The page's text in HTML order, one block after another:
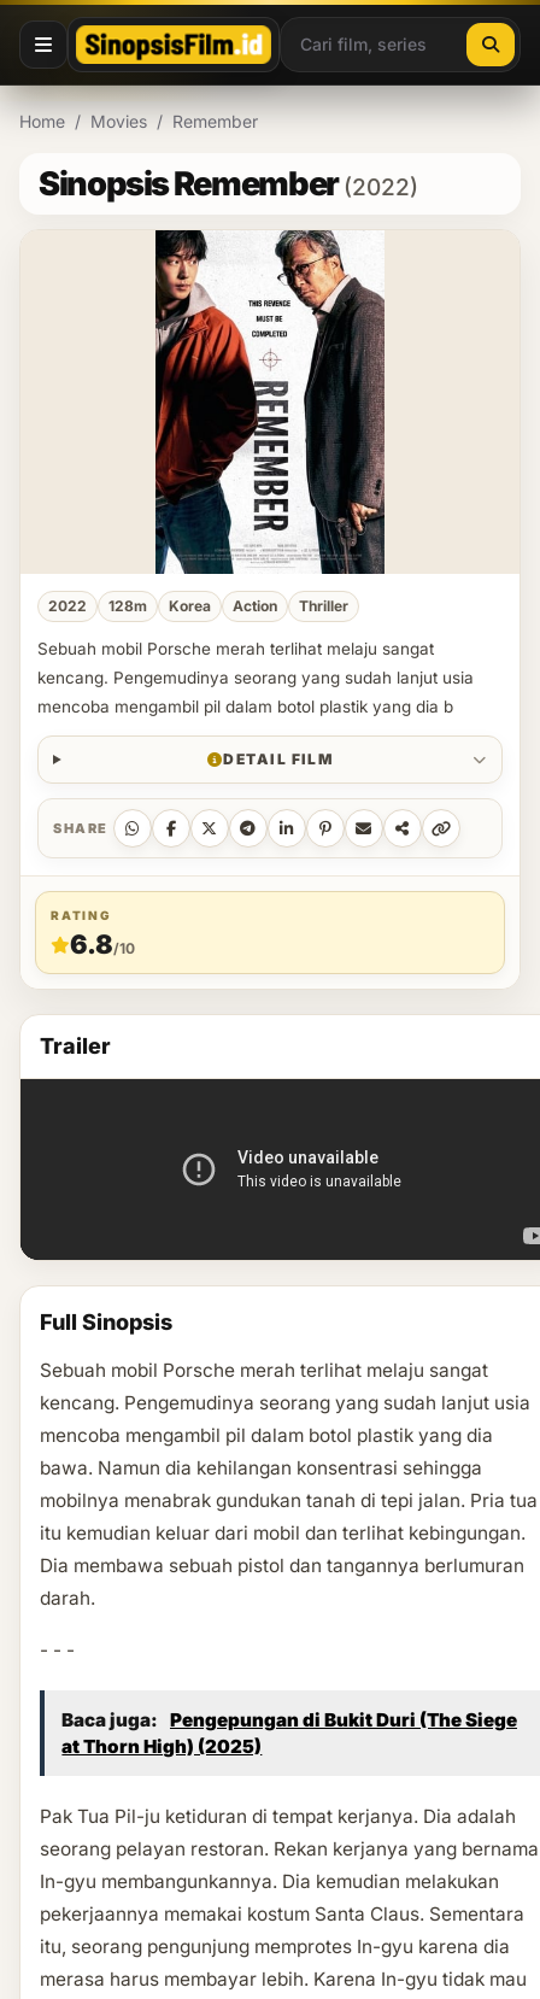
Lewati ke konten
Home / Movies / Remember
Sinopsis Remember (2022)
2022 128m Korea Action Thriller
Sebuah mobil Porsche merah terlihat melaju sangat
kencang. Pengemudinya seorang yang sudah lanjut usia
mencoba mengambil pil dalam botol plastik yang dia b
DETAIL FILM
SHARE
RATING
6.8/10
Trailer
Full Sinopsis
Sebuah mobil Porsche merah terlihat melaju sangat
kencang. Pengemudinya seorang yang sudah lanjut usia
mencoba mengambil pil dalam botol plastik yang dia
bawa. Namun dia kehilangan konsentrasi sehingga
mobilnya menabrak gundukan tanah di tepi jalan. Pria tua
itu kemudian keluar dari mobil dan terlihat kebingungan.
Dia membawa sebuah pistol dan tangannya berlumuran
darah.
- - -
Baca juga: Pengepungan di Bukit Duri (The Siege
at Thorn High) (2025)
Pak Tua Pil-ju ketiduran di tempat kerjanya. Dia adalah
seorang pelayan restoran. Rekan kerjanya yang bernama
In-gyu membangunkannya. Dia kemudian melakukan
pekerjaannya memakai kostum Santa Claus. Sementara
itu, seorang pengunjung memprotes In-gyu karena dia
merasa harus membayar lebih. Karena In-gyu tidak mau